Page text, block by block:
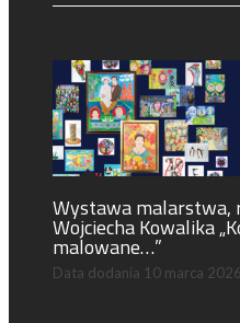
Wystawa malarstwa,
Wojciecha Kowalika
malowane…”
Data dodania 10 marca 2026